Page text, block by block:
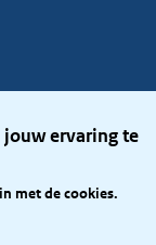
jouw ervaring te
met de cookies.